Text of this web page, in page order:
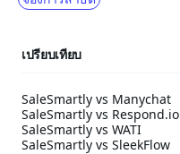
เปรียบเทียบ
SaleSmartly vs Manychat
SaleSmartly vs Respond.io
SaleSmartly vs WATI
SaleSmartly vs SleekFlow